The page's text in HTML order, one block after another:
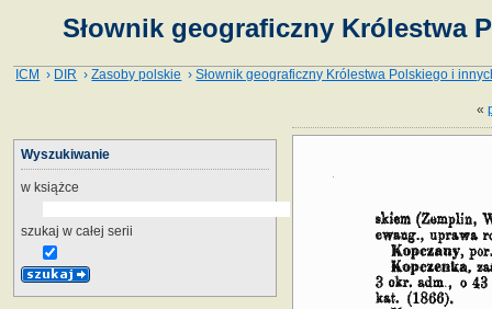
Słownik geograficzny Królestwa
ICM › DIR ›Zasoby polskie ›Słownik geograficzny Królestwa Polskiego i
«
Wyszukiwanie
w książce
szukaj w całej serii